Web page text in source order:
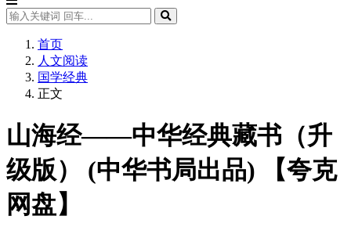
首页
人文阅读
国学经典
正文
山海经——中华经典藏书（升
级版） (中华书局出品) 【夸克
网盘】